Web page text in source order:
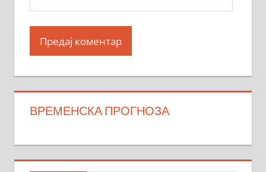
ВРЕМЕНСКА ПРОГНОЗА